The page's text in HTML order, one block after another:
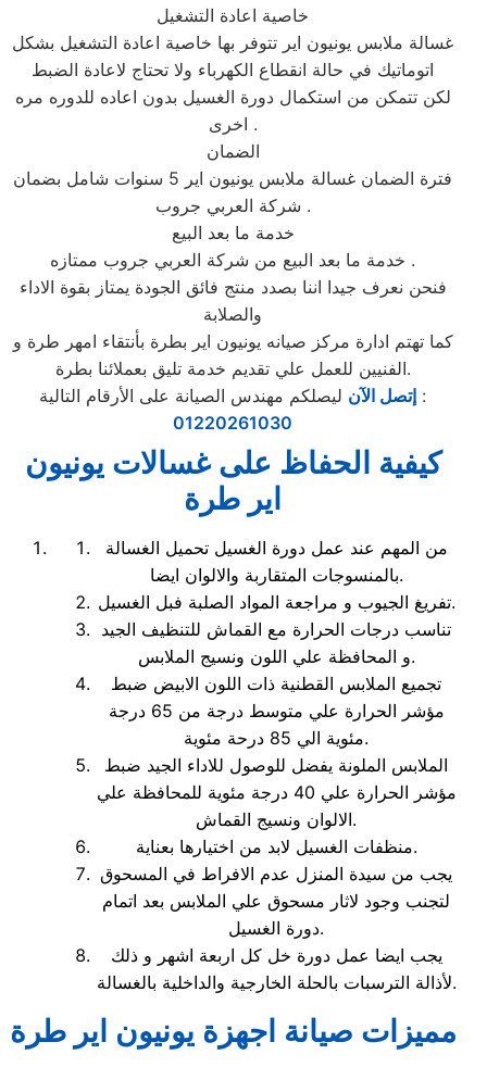
خاصية اعادة التشغيل
غسالة ملابس يونيون اير تتوفر بها خاصية اعادة التشغيل بشكل
اتوماتيك في حالة انقطاع الكهرباء ولا تحتاج لاعادة الضبط
لكن تتمكن من استكمال دورة الغسيل بدون اعاده للدوره مره
اخرى .
الضمان
فترة الضمان غسالة ملابس يونيون اير 5 سنوات شامل بضمان
شركة العربي جروب .
خدمة ما بعد البيع
خدمة ما بعد البيع من شركة العربي جروب ممتازه .
فنحن نعرف جيدا اننا بصدد منتج فائق الجودة يمتاز بقوة الاداء
والصلابة
كما تهتم ادارة مركز صيانه يونيون اير بطرة بأنتقاء امهر طرة و
الفنيين للعمل علي تقديم خدمة تليق بعملائنا بطرة.
إتصل الآن ليصلكم مهندس الصيانة على الأرقام التالية :
01220261030
كيفية الحفاظ على غسالات يونيون
اير طرة
من المهم عند عمل دورة الغسيل تحميل الغسالة
بالمنسوجات المتقاربة والالوان ايضا.
تفريغ الجيوب و مراجعة المواد الصلبة فبل الغسيل.
تناسب درجات الحرارة مع القماش للتنظيف الجيد
و المحافظة علي اللون ونسيج الملابس.
تجميع الملابس القطنية ذات اللون الابيض ضبط
مؤشر الحرارة علي متوسط درجة من 65 درجة
مئوية الي 85 درحة مئوية.
الملابس الملونة يفضل للوصول للاداء الجيد ضبط
مؤشر الحرارة علي 40 درجة مئوية للمحافظة علي
الالوان ونسيج القماش.
منظفات الغسيل لابد من اختيارها بعناية.
يجب من سيدة المنزل عدم الافراط في المسحوق
لتجنب وجود لاثار مسحوق علي الملابس بعد اتمام
دورة الغسيل.
يجب ايضا عمل دورة خل كل اربعة اشهر و ذلك
لأذالة الترسبات بالحلة الخارجية والداخلية بالغسالة.
مميزات صيانة اجهزة يونيون اير طرة